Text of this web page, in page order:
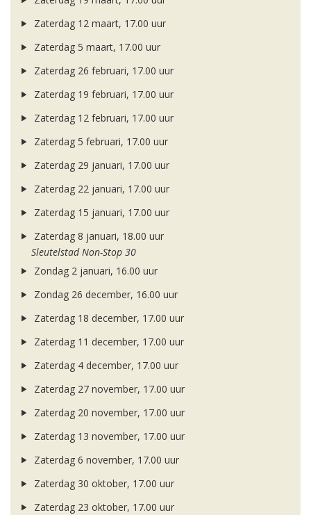
Zaterdag 12 maart, 17.00 uur
Zaterdag 5 maart, 17.00 uur
Zaterdag 26 februari, 17.00 uur
Zaterdag 19 februari, 17.00 uur
Zaterdag 12 februari, 17.00 uur
Zaterdag 5 februari, 17.00 uur
Zaterdag 29 januari, 17.00 uur
Zaterdag 22 januari, 17.00 uur
Zaterdag 15 januari, 17.00 uur
Zaterdag 8 januari, 18.00 uur
Sleutelstad Non-Stop 30
Zondag 2 januari, 16.00 uur
Zondag 26 december, 16.00 uur
Zaterdag 18 december, 17.00 uur
Zaterdag 11 december, 17.00 uur
Zaterdag 4 december, 17.00 uur
Zaterdag 27 november, 17.00 uur
Zaterdag 20 november, 17.00 uur
Zaterdag 13 november, 17.00 uur
Zaterdag 6 november, 17.00 uur
Zaterdag 30 oktober, 17.00 uur
Zaterdag 23 oktober, 17.00 uur